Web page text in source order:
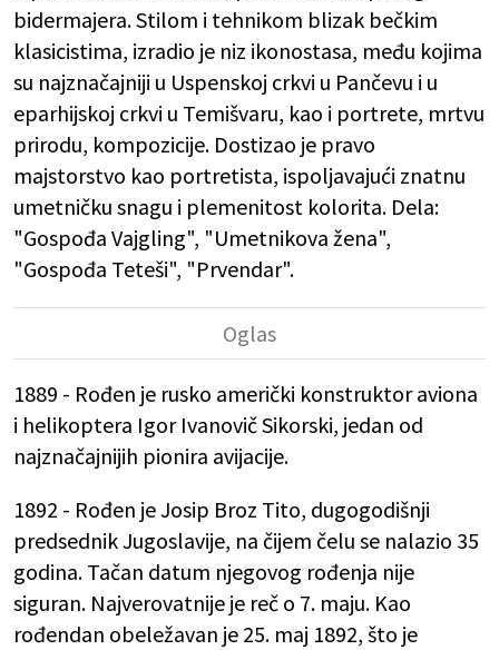
bidermajera. Stilom i tehnikom blizak bečkim
klasicistima, izradio je niz ikonostasa, među kojima
su najznačajniji u Uspenskoj crkvi u Pančevu i u
eparhijskoj crkvi u Temišvaru, kao i portrete, mrtvu
prirodu, kompozicije. Dostizao je pravo
majstorstvo kao portretista, ispoljavajući znatnu
umetničku snagu i plemenitost kolorita. Dela:
"Gospođa Vajgling", "Umetnikova žena",
"Gospođa Teteši", "Prvendar".
1889 - Rođen je rusko američki konstruktor aviona
i helikoptera Igor Ivanovič Sikorski, jedan od
najznačajnijih pionira avijacije.
1892 - Rođen je Josip Broz Tito, dugogodišnji
predsednik Jugoslavije, na čijem čelu se nalazio 35
godina. Tačan datum njegovog rođenja nije
siguran. Najverovatnije je reč o 7. maju. Kao
rođendan obeležavan je 25. maj 1892, što je